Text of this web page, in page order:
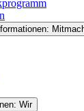
Wir